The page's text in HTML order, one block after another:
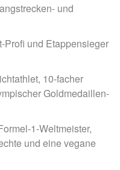
und
Profi und Etappensieger
10-facher
Goldmedaillen-
1-Weltmeister,
und eine vegane